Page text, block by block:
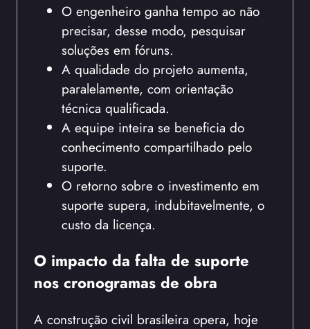
O engenheiro ganha tempo ao não
precisar, desse modo, pesquisar
soluções em fóruns.
A qualidade do projeto aumenta,
paralelamente, com orientação
técnica qualificada.
A equipe inteira se beneficia do
conhecimento compartilhado pelo
suporte.
O retorno sobre o investimento em
suporte supera, indubitavelmente, o
custo da licença.
O impacto da falta de suporte
nos cronogramas de obra
A construção civil brasileira opera, hoje